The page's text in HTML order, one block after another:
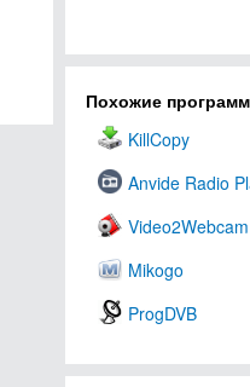
Похожие
KillCopy
Anvide Radio
Video2Webcam
Mikogo
ProgDVB